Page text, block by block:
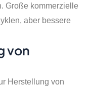
Große kommerzielle
aber bessere
von
Herstellung von